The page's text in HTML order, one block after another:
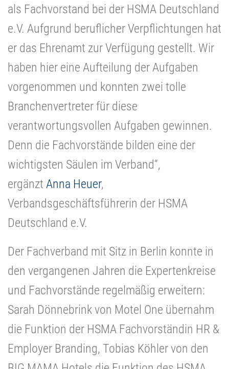
als Fachvorstand bei der HSMA Deutschland
e.V. Aufgrund beruflicher Verpflichtungen hat
er das Ehrenamt zur Verfügung gestellt. Wir
haben hier eine Aufteilung der Aufgaben
vorgenommen und konnten zwei tolle
Branchenvertreter für diese
verantwortungsvollen Aufgaben gewinnen.
Denn die Fachvorstände bilden eine der
wichtigsten Säulen im Verband“,
ergänzt Anna Heuer,
Verbandsgeschäftsführerin der HSMA
Deutschland e.V.
Der Fachverband mit Sitz in Berlin konnte in
den vergangenen Jahren die Expertenkreise
und Fachvorstände regelmäßig erweitern:
Sarah Dönnebrink von Motel One übernahm
die Funktion der HSMA Fachvorständin HR &
Employer Branding, Tobias Köhler von den